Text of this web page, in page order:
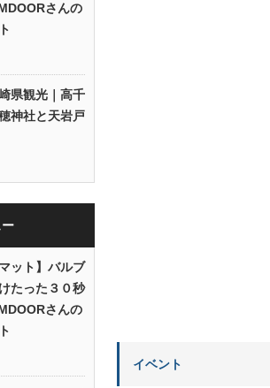
さんの
県観光｜高千
神社と天岩戸
ット】バルブ
たった３０秒
さんの
イベント